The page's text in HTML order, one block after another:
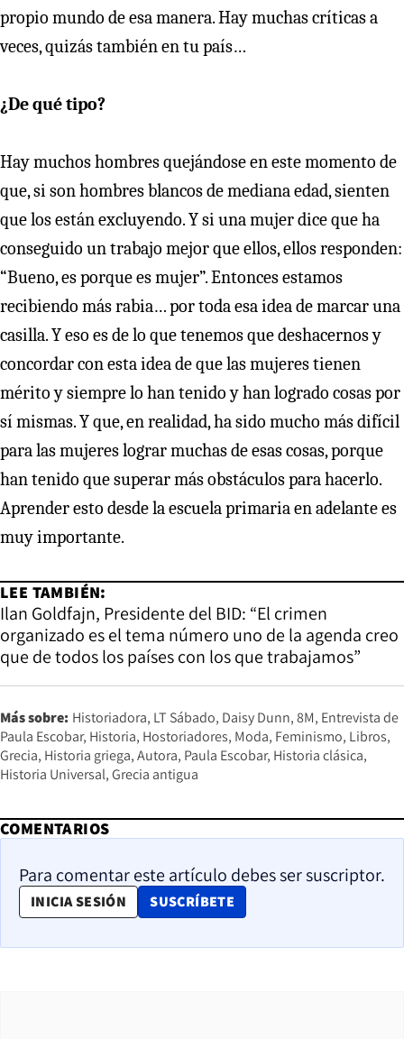
propio mundo de esa manera. Hay muchas críticas a
veces, quizás también en tu país…
¿De qué tipo?
Hay muchos hombres quejándose en este momento de
que, si son hombres blancos de mediana edad, sienten
que los están excluyendo. Y si una mujer dice que ha
conseguido un trabajo mejor que ellos, ellos responden:
“Bueno, es porque es mujer”. Entonces estamos
recibiendo más rabia… por toda esa idea de marcar una
casilla. Y eso es de lo que tenemos que deshacernos y
concordar con esta idea de que las mujeres tienen
mérito y siempre lo han tenido y han logrado cosas por
sí mismas. Y que, en realidad, ha sido mucho más difícil
para las mujeres lograr muchas de esas cosas, porque
han tenido que superar más obstáculos para hacerlo.
Aprender esto desde la escuela primaria en adelante es
muy importante.
LEE TAMBIÉN:
Ilan Goldfajn, Presidente del BID: “El crimen
organizado es el tema número uno de la agenda creo
que de todos los países con los que trabajamos”
Más sobre: Historiadora LT Sábado Daisy Dunn 8M Entrevista de
Paula Escobar Historia Hostoriadores Moda Feminismo Libros
Grecia Historia griega Autora Paula Escobar Historia clásica
Historia Universal Grecia antigua
COMENTARIOS
Para comentar este artículo debes ser suscriptor.
INICIA SESIÓN SUSCRÍBETE
OPENS IN NEW WINDOW